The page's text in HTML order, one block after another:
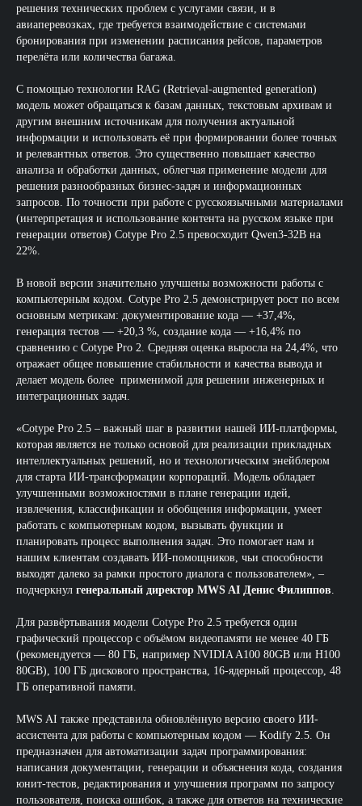
решения технических проблем с услугами связи, и в
авиаперевозках, где требуется взаимодействие с системами
бронирования при изменении расписания рейсов, параметров
перелёта или количества багажа.
С помощью технологии RAG (Retrieval-augmented generation)
модель может обращаться к базам данных, текстовым архивам и
другим внешним источникам для получения актуальной
информации и использовать её при формировании более точных
и релевантных ответов. Это существенно повышает качество
анализа и обработки данных, облегчая применение модели для
решения разнообразных бизнес-задач и информационных
запросов. По точности при работе с русскоязычными материалами
(интерпретация и использование контента на русском языке при
генерации ответов) Cotype Pro 2.5 превосходит Qwen3-32B на
22%.
В новой версии значительно улучшены возможности работы с
компьютерным кодом. Cotype Pro 2.5 демонстрирует рост по всем
основным метрикам: документирование кода — +37,4%,
генерация тестов — +20,3 %, создание кода — +16,4% по
сравнению с Cotype Pro 2. Средняя оценка выросла на 24,4%, что
отражает общее повышение стабильности и качества вывода и
делает модель более применимой для решении инженерных и
интеграционных задач.
«Cotype Pro 2.5 – важный шаг в развитии нашей ИИ-платформы,
которая является не только основой для реализации прикладных
интеллектуальных решений, но и технологическим энейблером
для старта ИИ-трансформации корпораций. Модель обладает
улучшенными возможностями в плане генерации идей,
извлечения, классификации и обобщения информации, умеет
работать с компьютерным кодом, вызывать функции и
планировать процесс выполнения задач. Это помогает нам и
нашим клиентам создавать ИИ-помощников, чьи способности
выходят далеко за рамки простого диалога с пользователем», –
подчеркнул генеральный директор MWS AI Денис Филиппов
Для развёртывания модели Cotype Pro 2.5 требуется один
графический процессор с объёмом видеопамяти не менее 40 ГБ
(рекомендуется — 80 ГБ, например NVIDIA A100 80GB или H100
80GB), 100 ГБ дискового пространства, 16-ядерный процессор, 48
ГБ оперативной памяти.
MWS AI также представила обновлённую версию своего ИИ-
ассистента для работы с компьютерным кодом — Kodify 2.5. Он
предназначен для автоматизации задач программирования:
написания документации, генерации и объяснения кода, создания
юнит-тестов, редактирования и улучшения программ по запросу
пользователя, поиска ошибок, а также для ответов на технические